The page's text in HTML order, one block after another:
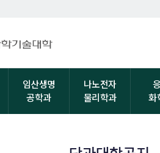
임산생명
공학과
나노전자
물리학과
화